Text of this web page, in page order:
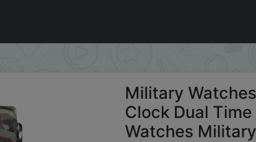
Alarm Clock Dual Time Wristwatches Digital
Military
Clock Dual
Watches Military